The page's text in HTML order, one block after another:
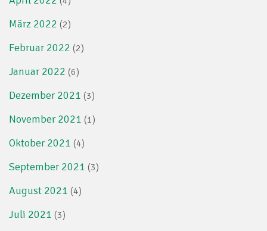
März 2022 (2)
Februar 2022 (2)
Januar 2022 (6)
Dezember 2021 (3)
November 2021 (1)
Oktober 2021 (4)
September 2021 (3)
August 2021 (4)
Juli 2021 (3)